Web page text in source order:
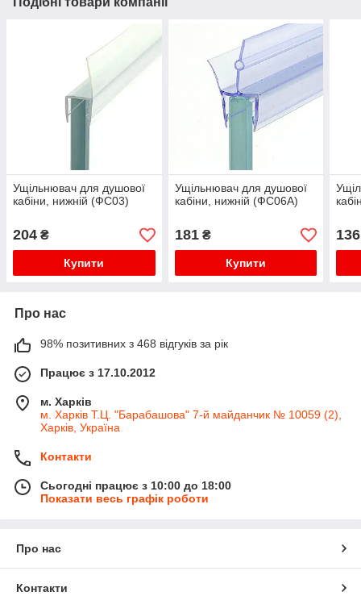
Ущільнювач для душової
кабіни, нижній (ФС03)
204 ₴
Купити
Ущільнювач для душової
кабіни, нижній (ФС06А)
181₴
Купити
136
Про нас
98% позитивних з 468 відгуків за рік
Працює з 17.10.2012
м. Харків
м. Харків Т.Ц. "Барабашова" 7-й майданчик № 10059 (2),
Харків, Україна
Контакти
Сьогодні працює з 10:00 до 18:00
Показати весь графік роботи
Про нас
Контакти